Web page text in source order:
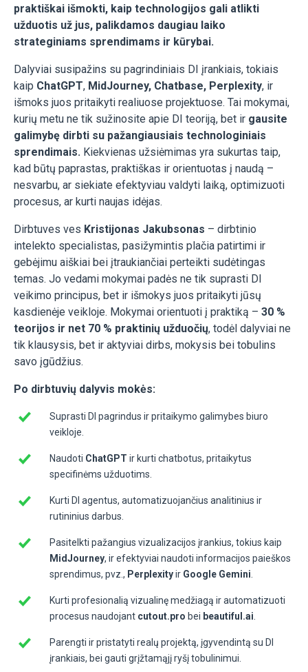
praktiškai išmokti, kaip technologijos gali atlikti
užduotis už jus, palikdamos daugiau laiko
strateginiams sprendimams ir kūrybai.
Dalyviai susipažins su pagrindiniais DI įrankiais, tokiais
kaip ChatGPT, MidJourney, Chatbase, Perplexity, ir
išmoks juos pritaikyti realiuose projektuose. Tai mokymai,
kurių metu ne tik sužinosite apie DI teoriją, bet ir gausite
galimybę dirbti su pažangiausiais technologiniais
sprendimais. Kiekvienas užsiėmimas yra sukurtas taip,
kad būtų paprastas, praktiškas ir orientuotas į naudą –
nesvarbu, ar siekiate efektyviau valdyti laiką, optimizuoti
procesus, ar kurti naujas idėjas.
Dirbtuves ves Kristijonas Jakubsonas – dirbtinio
intelekto specialistas, pasižymintis plačia patirtimi ir
gebėjimu aiškiai bei įtraukiančiai perteikti sudėtingas
temas. Jo vedami mokymai padės ne tik suprasti DI
veikimo principus, bet ir išmokys juos pritaikyti jūsų
kasdienėje veikloje. Mokymai orientuoti į praktiką – 30 %
teorijos ir net 70 % praktinių užduočių, todėl dalyviai ne
tik klausysis, bet ir aktyviai dirbs, mokysis bei tobulins
savo įgūdžius.
Po dirbtuvių dalyvis mokės:
Suprasti DI pagrindus ir pritaikymo galimybes biuro
veikloje.
Naudoti ChatGPT ir kurti chatbotus, pritaikytus
specifinėms užduotims.
Kurti DI agentus, automatizuojančius analitinius ir
rutininius darbus.
Pasitelkti pažangius vizualizacijos įrankius, tokius kaip
MidJourney, ir efektyviai naudoti informacijos paieškos
sprendimus, pvz., Perplexityir Google Gemini
Kurti profesionalią vizualinę medžiagą ir automatizuoti
procesus naudojant cutout.pro bei beautiful.ai
Parengti ir pristatyti realų projektą, įgyvendintą su DI
įrankiais, bei gauti grįžtamąjį ryšį tobulinimui.